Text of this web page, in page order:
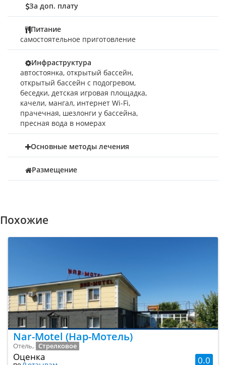
За доп. плату
Питание
самостоятельное приготовление
Инфраструктура
автостоянка, открытый бассейн,
открытый бассейн с подогревом,
беседки, детская игровая площадка,
качели, мангал, интернет Wi-Fi,
прачечная, шезлонги у бассейна,
пресная вода в номерах
Основные методы лечения
Размещение
Похожие
Nar-Motel (Нар-Мотель)
Отель, Стрелковое
0.0
Оценка